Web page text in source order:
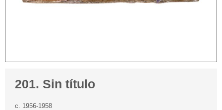
201. Sin título
c. 1956-1958